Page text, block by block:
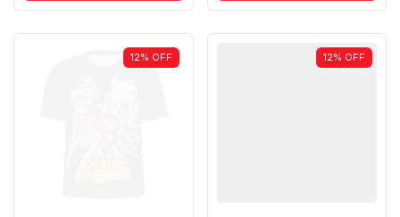
12% OFF 12% OFF